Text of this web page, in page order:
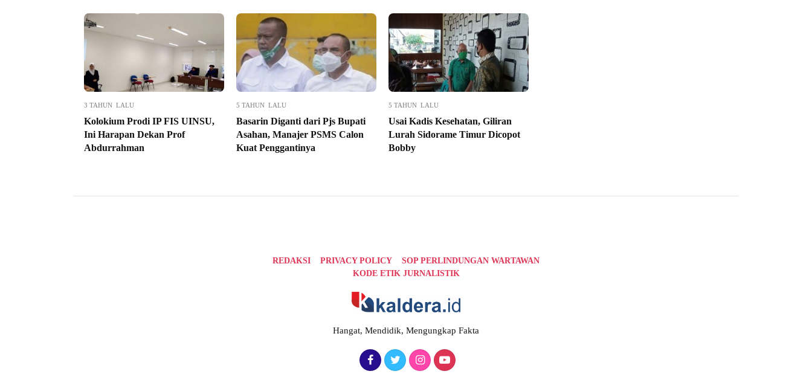
3 TAHUN LALU
Kolokium Prodi IP FIS UINSU,
Ini Harapan Dekan Prof
Abdurrahman
5 TAHUN LALU
Basarin Diganti dari Pjs Bupati
Asahan, Manajer PSMS Calon
Kuat Penggantinya
5 TAHUN LALU
Usai Kadis Kesehatan, Giliran
Lurah Sidorame Timur Dicopot
Bobby
REDAKSI PRIVACY POLICY
SOP PERLINDUNGAN WARTAWAN
KODE ETIK JURNALISTIK
Hangat, Mendidik, Mengungkap Fakta